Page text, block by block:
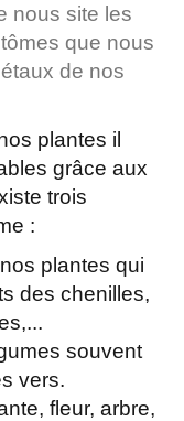
nous site les
que nous
de nos
plantes il
grâce aux
trois
:
plantes qui
des chenilles,
souvent
vers.
fleur, arbre,